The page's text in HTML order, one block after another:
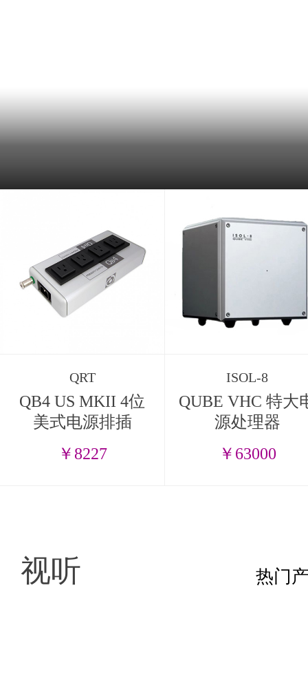
QRT
QB4 US MKII 4位
美式电源排插
￥8227
ISOL-8
QUBE VHC 特大
源处理器
￥63000
视听 热门